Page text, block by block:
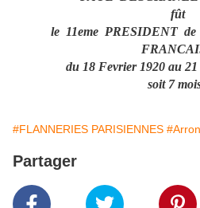
fût
le 11eme PRESIDENT
du 18 Fevrier 1920 au 21
soit 7
#FLANNERIES PARISIENNES
Partager